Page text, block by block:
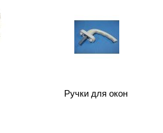
Ручки для окон